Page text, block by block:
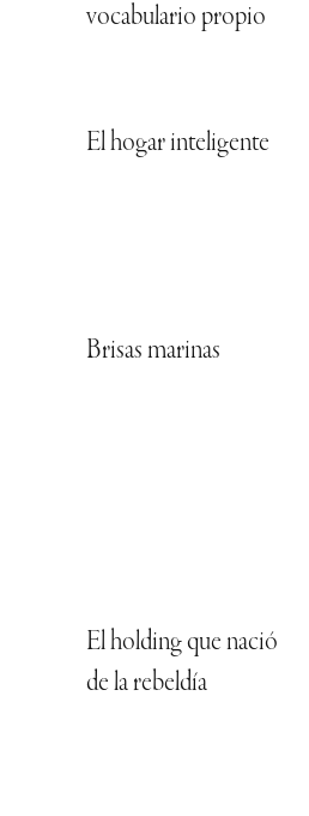
vocabulario propio
El hogar inteligente
Brisas marinas
El holding que nació
de la rebeldía